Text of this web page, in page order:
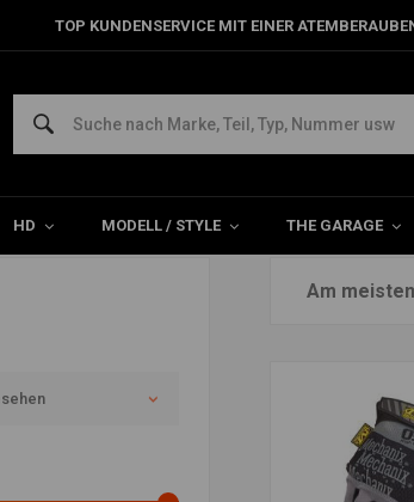
TOP KUNDENSERVICE MIT EINER
HD MODELL / STYLE THE GARAGE
safety gloves
safety gloves
Am